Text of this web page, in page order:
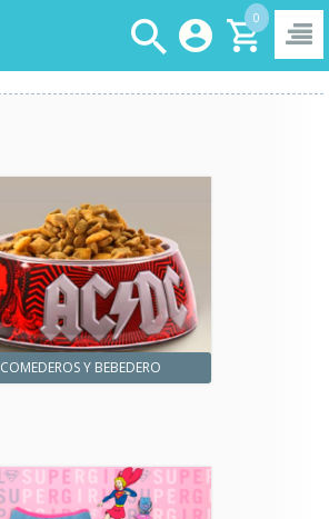
0
COMEDEROS Y BEBEDERO